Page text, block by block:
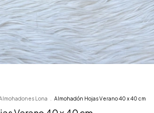
Lona Almohadón Hojas Verano 40 x 40 cm